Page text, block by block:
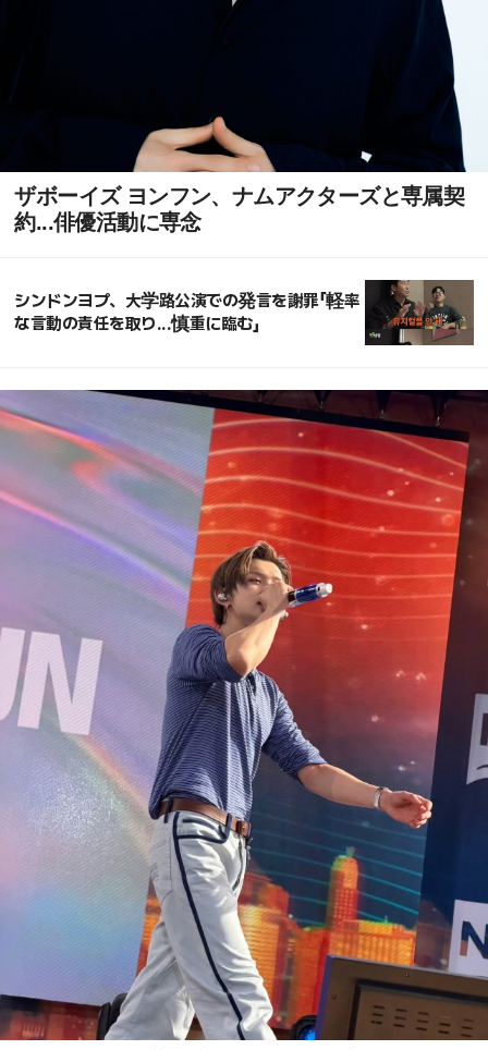
ザボーイズ ヨンフン、ナムアクターズと専属契
約...俳優活動に専念
シンドンヨプ、大学路公演での発言を謝罪「軽率
な言動の責任を取り...慎重に臨む」